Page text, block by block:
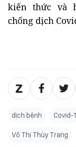
kiến thức và
chống dịch
dịch bệnh Covid-
Võ Thị Thùy Trang